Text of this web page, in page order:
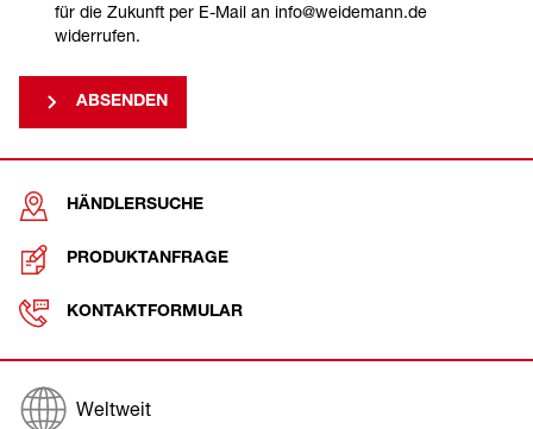
für die Zukunft per E-Mail an info@weidemann.de
widerrufen.
ABSENDEN
HÄNDLERSUCHE
PRODUKTANFRAGE
KONTAKTFORMULAR
Weltweit